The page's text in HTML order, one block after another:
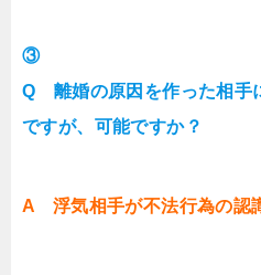
③
Q 離婚の原因を作った相手
ですが、可能ですか？
A 浮気相手が不法行為の認